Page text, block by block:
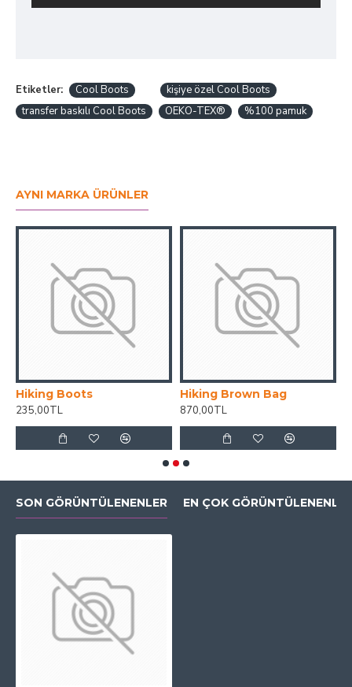
Etiketler: Cool Boots
kişiye özel Cool Boots
transfer baskılı Cool Boots
OEKO-TEX® %100 pamuk
AYNI MARKA ÜRÜNLER
Hiking Boots
235,00TL
Hiking Brown Bag
870,00TL
SON GÖRÜNTÜLENENLER EN ÇOK